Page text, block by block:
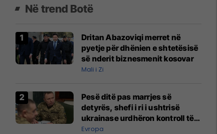
Në trend Botë
Dritan Abazoviqi merret në
pyetje për dhënien e shtetësisë
së nderit biznesmenit kosovar
Mali i Zi
Pesë ditë pas marrjes së
detyrës, shefi i ri i ushtrisë
ukrainase urdhëron kontroll të
madh
Evropa